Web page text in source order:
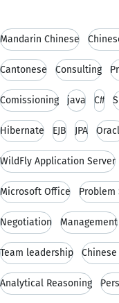
Mandarin Chinese
Cantonese Consulting
Comissioning java C#
Hibernate EJB JPA
WildFly Application Server
Microsoft Office Problem
Negotiation Management
Team leadership
Analytical Reasoning